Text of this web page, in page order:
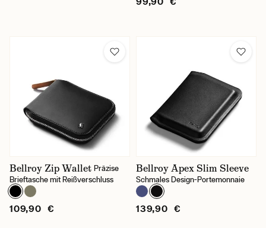
mit Reißverschluss
mit RFID Schutz
na malý techničák
Verwendbarkeit
Bellroy Zip Wallet Präzise
Brieftasche mit Reißverschluss
109,90 €
Bellroy Apex Slim Sleeve
Schmales Design-Portemonnaie
139,90 €